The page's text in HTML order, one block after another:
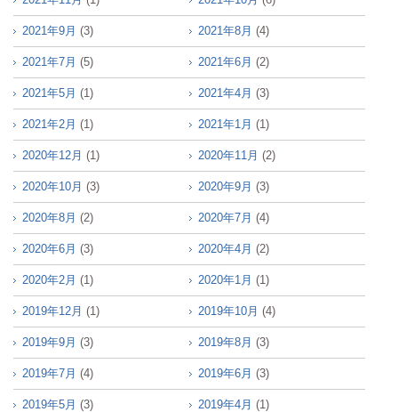
2021年9月 (3) 2021年8月 (4)
2021年7月 (5) 2021年6月 (2)
2021年5月 (1) 2021年4月 (3)
2021年2月 (1) 2021年1月 (1)
2020年12月 (1) 2020年11月 (2)
2020年10月 (3) 2020年9月 (3)
2020年8月 (2) 2020年7月 (4)
2020年6月 (3) 2020年4月 (2)
2020年2月 (1) 2020年1月 (1)
2019年12月 (1) 2019年10月 (4)
2019年9月 (3) 2019年8月 (3)
2019年7月 (4) 2019年6月 (3)
2019年5月 (3) 2019年4月 (1)